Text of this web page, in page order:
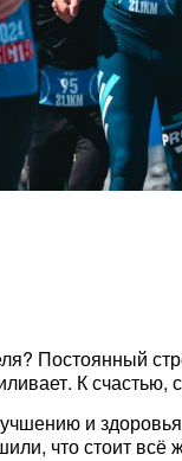
Постоянный
К
и
что стоит